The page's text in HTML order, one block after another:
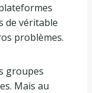
de véritable
problèmes.
groupes
Mais au